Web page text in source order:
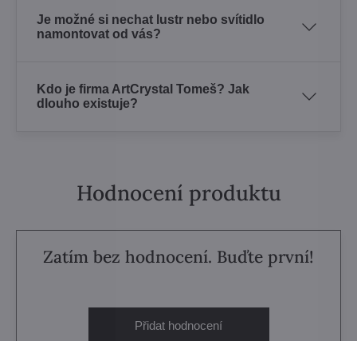
Je možné si nechat lustr nebo svítidlo
namontovat od vás?
Kdo je firma ArtCrystal Tomeš? Jak
dlouho existuje?
Hodnocení produktu
Zatím bez hodnocení. Buďte první!
Přidat hodnocení